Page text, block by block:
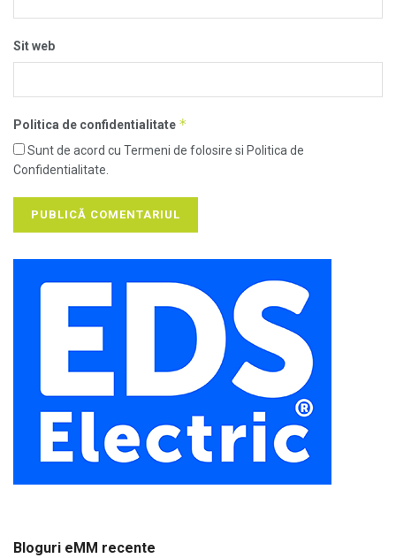
Sit web
Politica de confidentialitate *
Sunt de acord cu Termeni de folosire si Politica de
Confidentialitate.
Bloguri eMM recente